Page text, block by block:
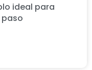
ideal para